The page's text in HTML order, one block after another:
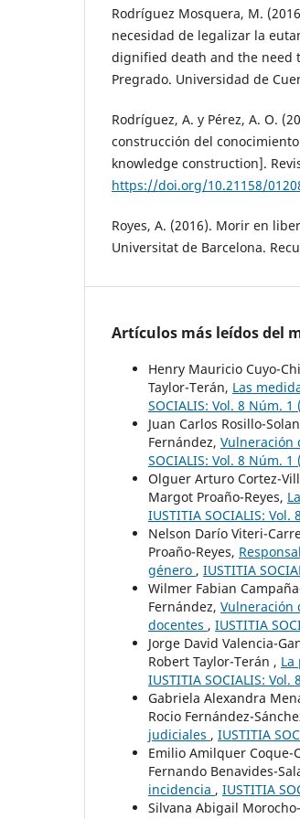
Rodríguez Mosquera, M.
necesidad de legalizar la
dignified death and the need
Pregrado. Universidad de
Rodríguez, A. y Pérez, A. O.
construcción del
knowledge construction].
https://doi.org/10.21158/
Royes, A. (2016). Morir en
Universitat de Barcelona.
Artículos más leídos del
Henry Mauricio Cuyo-
Taylor-Terán, Las
SOCIALIS: Vol. 8 Núm.
Juan Carlos Rosillo-
Fernández, Vulneración
SOCIALIS: Vol. 8 Núm.
Olguer Arturo Cortez-
Margot Proaño-Reyes,
IUSTITIA SOCIALIS:
Nelson Darío Viteri-
Proaño-Reyes,
género , IUSTITIA
Wilmer Fabian
Fernández, Vulneración
docentes , IUSTITIA
Jorge David Valencia-
Robert Taylor-Terán ,
IUSTITIA SOCIALIS:
Gabriela Alexandra
Rocio Fernández-
judiciales , IUSTITIA
Emilio Amilquer Coque-
Fernando Benavides-
incidencia , IUSTITIA
Silvana Abigail